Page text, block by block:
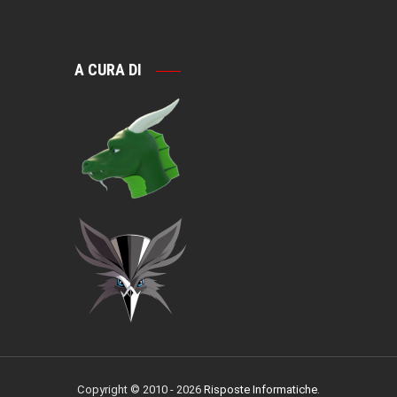
A CURA DI
Copyright © 2010 - 2026 Risposte Informatiche.